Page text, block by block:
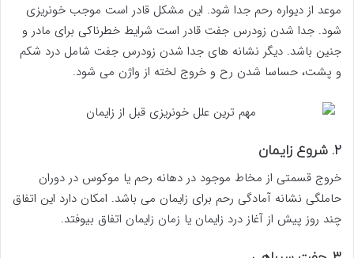
موعد از دیواره رحم جدا شود. این مشکل قادر است موجب خونریزی
شود. جدا شدن زودرس جفت قادر است شرایط خطرناکی برای مادر و
جنین باشد. دیگر نشانه های جدا شدن زودرس جفت شامل درد شکم
و پشت، حساسا شدن رح و خروج لخته از واژن می شود.
۲. شروع زایمان
خروج قسمتی از مخاط موجود در دهانه رحم یا موکوس در دوران
حاملگی نشانه آمادگی رحم برای زایمان می باشد. امکان دارد این اتفاق
چند روز پیش از آغاز درد زایمان یا زمان زایمان اتفاق بیوفتد.